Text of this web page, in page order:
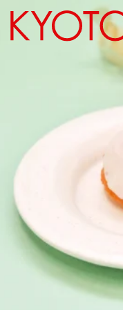
エリアから
地図から探す
カテゴリーか
NEW OPEN
SERIES
CULTURE